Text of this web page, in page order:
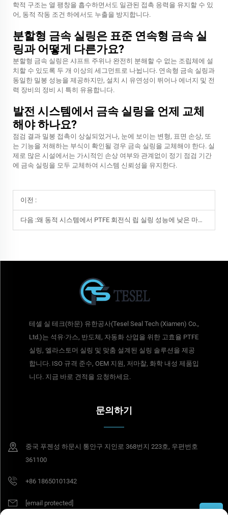
학적 구조는 열 팽창을 흡수하면서도 일관된 접촉 응력을 유지할 수 있
어, 동적 작동 조건 하에서도 누출을 방지합니다.
분할형 금속 실링은 표준 연속형 금속 실
링과 어떻게 다른가요?
분할형 금속 실링은 샤프트 주위나 완전히 분해할 수 없는 조립체에 설
치할 수 있도록 두 개 이상의 세그먼트로 나뉩니다. 연속형 금속 실링과
동일한 밀봉 성능을 제공하지만, 설치 시 유연성이 뛰어나 에너지 및 전
력 장비의 정비 시 특히 유용합니다.
발전 시스템에서 금속 실링을 언제 교체
해야 하나요?
점검 결과 밀봉 접촉이 상실되었거나, 눈에 보이는 변형, 표면 손상, 또
는 기능을 저해하는 부식이 확인될 경우 금속 실링을 교체해야 한다. 실
제로 많은 시설에서는 가시적인 손상 여부와 관계없이 정기 점검 기간
에 금속 실링을 모두 교체하여 시스템 신뢰성을 유지한다.
이전 :
다음 :왜 동적 시스템에서 PTFE 회전식 립 실링 성능에 낮은 마찰 계수가 필수적인가?
테셀 실 테크(하문) 유한공사(Tesel Seal Tech (Xiamen) Co.,
Ltd.)는 석유·가스, 반도체, 자동화 산업을 위한 고효율 PTFE
실링, 엘라스토머 실링 및 맞춤 설계된 실링 솔루션을 제공
합니다. ISO 규격 준수, OEM 지원, 저마찰, 화학 내성 제품입
니다. 지금 바로 견적을 요청하세요.
문의하기
중국 푸젠성 하문시 통안구 지인로 368번지 223호, 우편번호
361100
+86 18650101342
[email protected]